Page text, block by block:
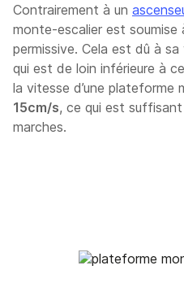
Contrairement à un
monte-escalier est soumise
permissive. Cela est dû à
qui est de loin inférieure à
la vitesse d’une plateforme
15cm/s, ce qui est suffisant
marches.